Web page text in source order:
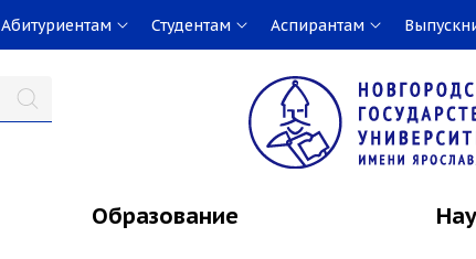
Абитуриентам Студентам Аспирантам
Образование